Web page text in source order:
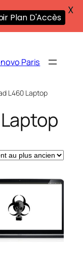
Paris
L460 Laptop
Plan D'Accès
X